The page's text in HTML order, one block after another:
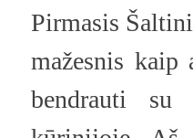
Pirmasis
mažesnis kaip
bendrauti su